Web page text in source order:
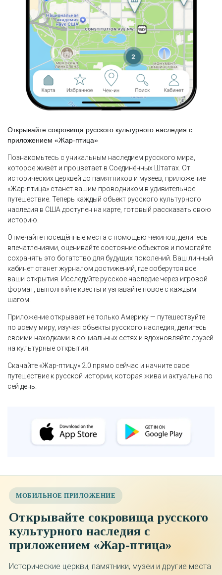
Открывайте сокровища русского культурного наследия с
приложением «Жар-птица»
Познакомьтесь с уникальным наследием русского мира,
которое живёт и процветает в Соединённых Штатах. От
исторических церквей до памятников и музеев, приложение
«Жар-птица» станет вашим проводником в удивительное
путешествие. Теперь каждый объект русского культурного
наследия в США доступен на карте, готовый рассказать свою
историю.
Отмечайте посещённые места с помощью чекинов, делитесь
впечатлениями, оценивайте состояние объектов и помогайте
сохранять это богатство для будущих поколений. Ваш личный
кабинет станет журналом достижений, где соберутся все
ваши открытия. Исследуйте русское наследие через игровой
формат, выполняйте квесты и узнавайте новое с каждым
шагом.
Приложение открывает не только Америку — путешествуйте
по всему миру, изучая объекты русского наследия, делитесь
своими находками в социальных сетях и вдохновляйте друзей
на культурные открытия.
Скачайте «Жар-птицу» 2.0 прямо сейчас и начните свое
путешествие к русской истории, которая жива и актуальна по
сей день.
МОБИЛЬНОЕ ПРИЛОЖЕНИЕ
Открывайте сокровища русского
культурного наследия с
приложением «Жар-птица»
Исторические церкви, памятники, музеи и другие места